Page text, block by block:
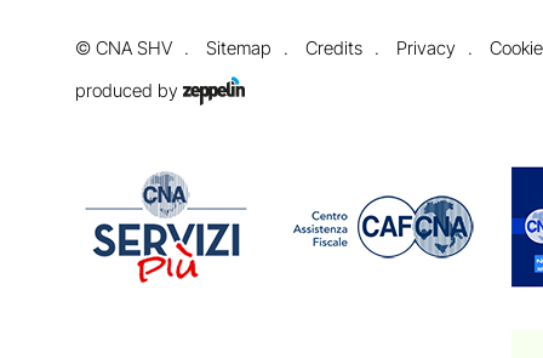
© CNA SHV Sitemap Credits Privacy
produced by